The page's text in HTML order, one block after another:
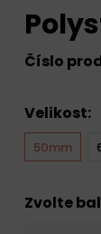
Číslo
Velikost:
50mm
Zvolte